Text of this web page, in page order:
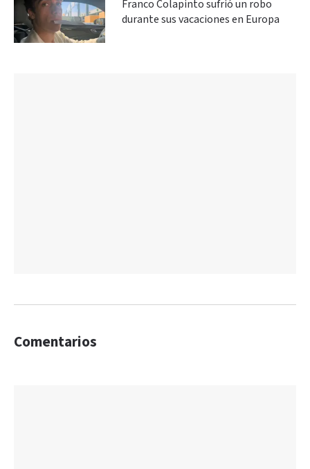
Franco Colapinto sufrió un robo
durante sus vacaciones en Europa
Comentarios